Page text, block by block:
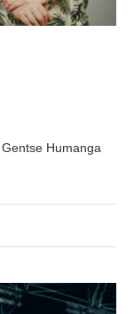
Humanga